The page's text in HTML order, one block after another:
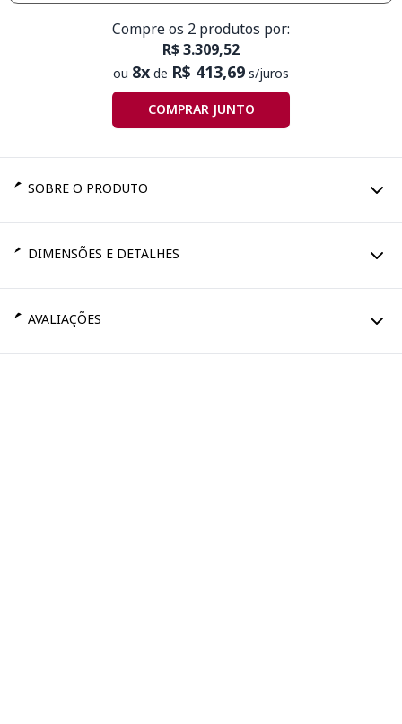
Compre os 2 produtos por:
R$ 3.309,52
ou 8x de R$ 413,69 s/juros
COMPRAR JUNTO
SOBRE O PRODUTO
DIMENSÕES E DETALHES
AVALIAÇÕES